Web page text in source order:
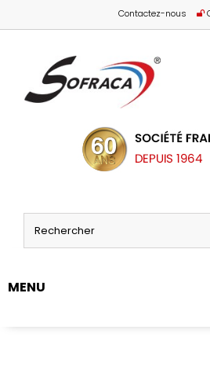
Contactez-nous
MENU